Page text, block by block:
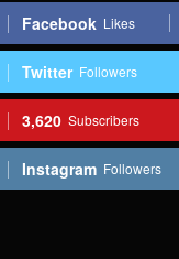
Facebook Likes
Twitter Followers
3,620 Subscribers
Instagram Followers